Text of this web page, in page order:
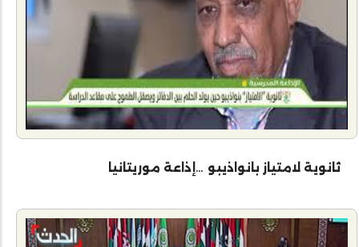
ثانوية لامتياز بانواذيبو …إذاعة موريتانيا